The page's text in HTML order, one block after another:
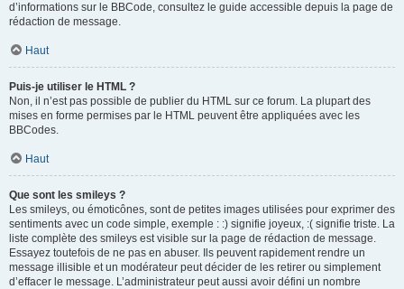
d’informations sur le BBCode, consultez le guide accessible depuis la page de
rédaction de message.
Haut
Puis-je utiliser le HTML ?
Non, il n’est pas possible de publier du HTML sur ce forum. La plupart des
mises en forme permises par le HTML peuvent être appliquées avec les
BBCodes.
Haut
Que sont les smileys ?
Les smileys, ou émoticônes, sont de petites images utilisées pour exprimer des
sentiments avec un code simple, exemple : :) signifie joyeux, :( signifie triste. La
liste complète des smileys est visible sur la page de rédaction de message.
Essayez toutefois de ne pas en abuser. Ils peuvent rapidement rendre un
message illisible et un modérateur peut décider de les retirer ou simplement
d’effacer le message. L’administrateur peut aussi avoir défini un nombre